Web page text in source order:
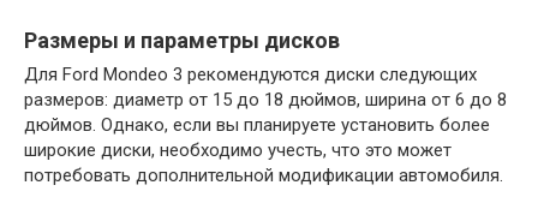
Размеры и параметры дисков
Для Ford Mondeo 3 рекомендуются диски следующих
размеров: диаметр от 15 до 18 дюймов, ширина от 6 до 8
дюймов. Однако, если вы планируете установить более
широкие диски, необходимо учесть, что это может
потребовать дополнительной модификации автомобиля.